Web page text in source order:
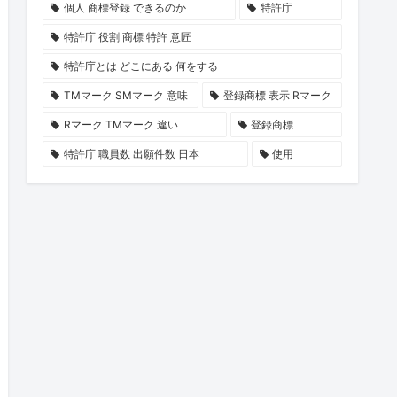
個人 商標登録 できるのか 特許庁
特許庁 役割 商標 特許 意匠
特許庁とは どこにある 何をする
TMマーク SMマーク 意味 登録商標 表示 Rマーク
Rマーク TMマーク 違い 登録商標
特許庁 職員数 出願件数 日本 使用